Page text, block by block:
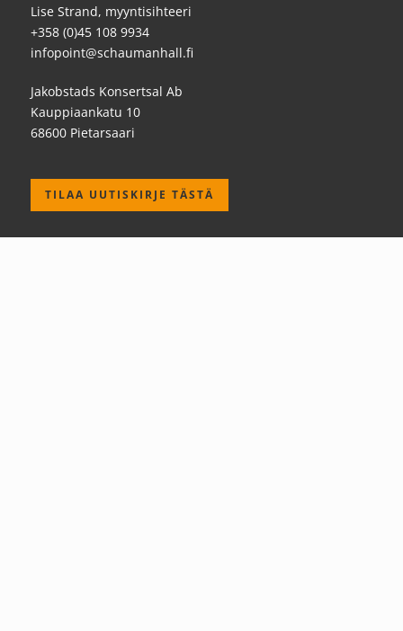
Lise Strand, myyntisihteeri
+358 (0)45 108 9934
infopoint@schaumanhall.fi
Jakobstads Konsertsal Ab
Kauppiaankatu 10
68600 Pietarsaari
TILAA UUTISKIRJE TÄSTÄ